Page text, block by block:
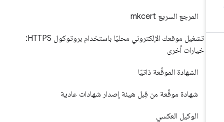
المرجع السريع mkcert
تشغيل موقعك الإلكتروني محليًا باستخدام بروتوكول HTTPS:
خيارات أخرى
الشهادة الموقَّعة ذاتيًا
شهادة موقَّعة من قِبل هيئة إصدار شهادات عادية
الوكيل العكسي